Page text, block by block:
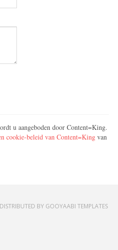
u aangeboden door Content=King.
cookie-beleid van Content=Kingvan
BY GOOYAABI TEMPLATES